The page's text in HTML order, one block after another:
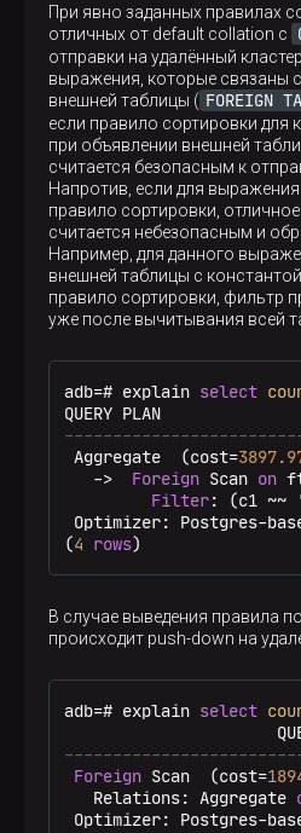
При явно заданных правилах
отличных от default collation с
отправки на удалённый
выражения, которые связаны
внешней таблицы ( FOREIGN
если правило сортировки для
при объявлении внешней
считается безопасным к
Напротив, если для
правило сортировки,
считается небезопасным и
Например, для данного
внешней таблицы с
правило сортировки, фильтр
уже после вычитывания всей
adb=# explain select
Aggregate  (cost=
-> Foreign Scan on
Filter: (c1 ~~
Optimizer: Postgres-
(4 rows)
В случае выведения правила
происходит push-down на
adb=# explain select
Foreign Scan  (cost=
   Relations: Aggregate
Optimizer: Postgres-